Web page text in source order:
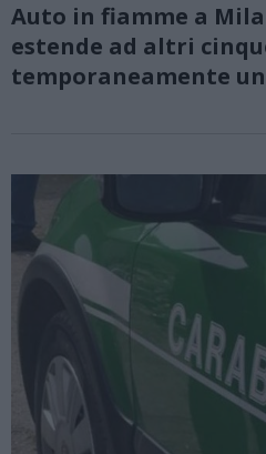
Auto in fiamme a
estende ad altri
temporaneamente